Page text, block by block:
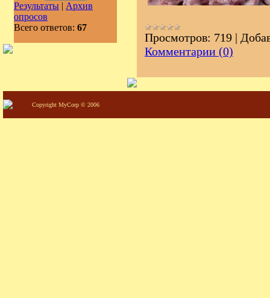
Результаты | Архив
опросов
Всего ответов: 67
Просмотров: 719 |
Комментарии (0)
Copyright MyCorp © 2006